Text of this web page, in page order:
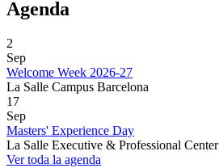
Agenda
2
Sep
Welcome Week 2026-27
La Salle Campus Barcelona
17
Sep
Masters' Experience Day
La Salle Executive & Professional Center
Ver toda la agenda